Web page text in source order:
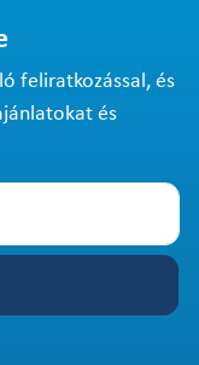
feliratkozással, és
és